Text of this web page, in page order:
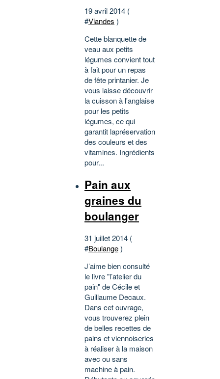
19 avril 2014 (
#Viandes )
Cette blanquette de
veau aux petits
légumes convient tout
à fait pour un repas
de fête printanier. Je
vous laisse découvrir
la cuisson à l'anglaise
pour les petits
légumes, ce qui
garantit lapréservation
des couleurs et des
vitamines. Ingrédients
pour...
Pain aux
graines du
boulanger
31 juillet 2014 (
#Boulange)
J’aime bien consulté
le livre "l’atelier du
pain" de Cécile et
Guillaume Decaux.
Dans cet ouvrage,
vous trouverez plein
de belles recettes de
pains et viennoiseries
à réaliser à la maison
avec ou sans
machine à pain.